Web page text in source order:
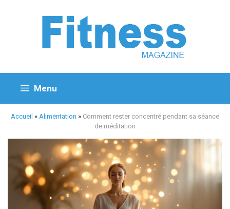
Menu
Accueil » Alimentation » Comment rester concentré pendant sa séance
de méditation